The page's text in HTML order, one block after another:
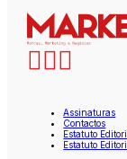
Assinaturas
Contactos
Estatuto
Estatuto